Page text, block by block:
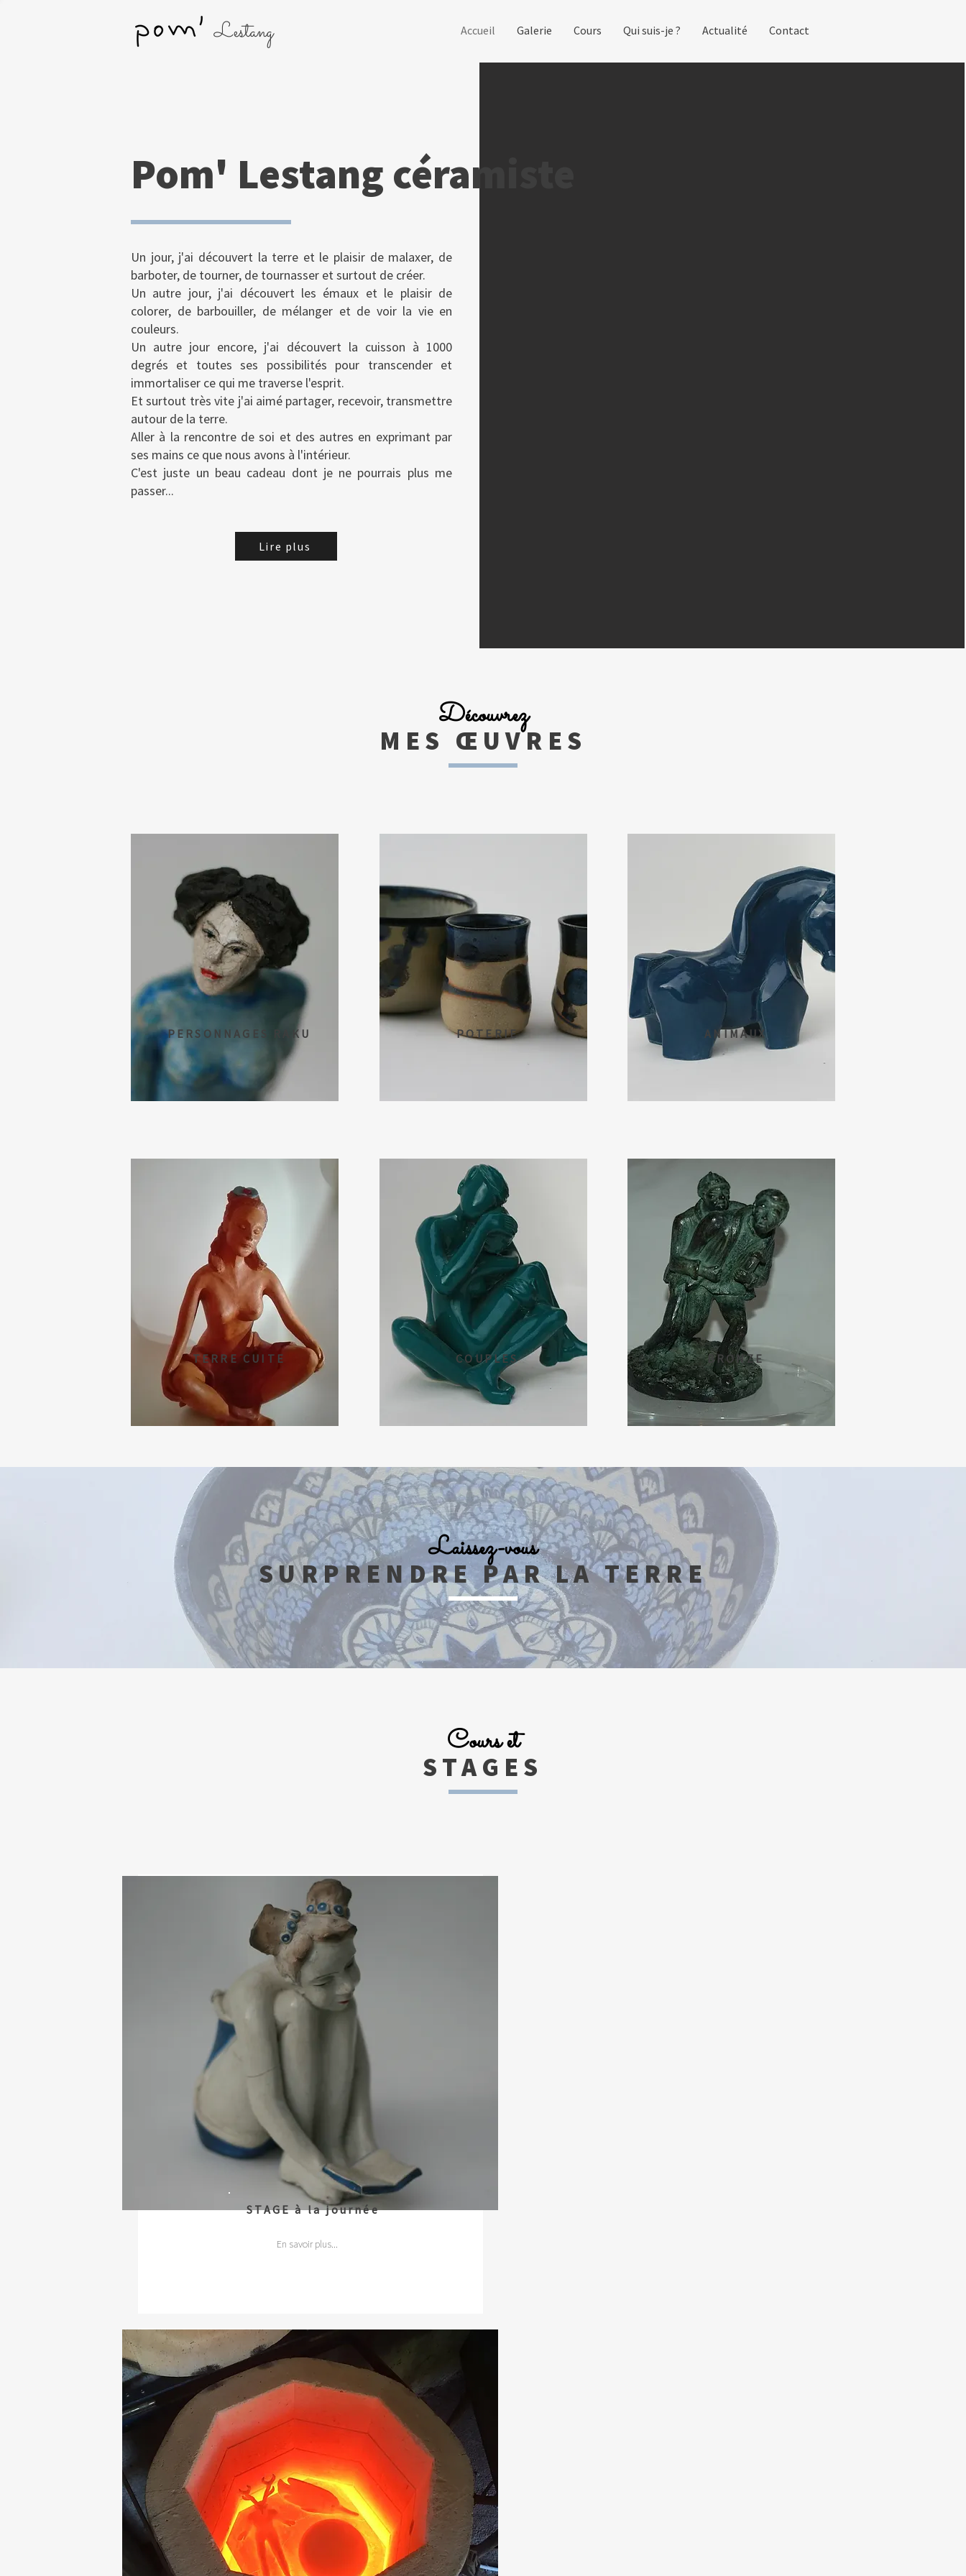
Lestang Accueil Galerie Cours Qui suis-je ? Actualité Contact
Un jour, j'ai découvert la terre et le plaisir de malaxer, de
barboter, de tourner, de tournasser et surtout de créer.
Un autre jour, j'ai découvert les émaux et le plaisir de
colorer, de barbouiller, de mélanger et de voir la vie en
couleurs.
Un autre jour encore, j'ai découvert la cuisson à 1000
degrés et toutes ses possibilités pour transcender et
immortaliser ce qui me traverse l'esprit.
Et surtout très vite j'ai aimé partager, recevoir, transmettre
autour de la terre.
Aller à la rencontre de soi et des autres en exprimant par
ses mains ce que nous avons à l'intérieur.
C'est juste un beau cadeau dont je ne pourrais plus me
passer...
Pom' Lestang céramiste
Lire plus
MES ŒUVRES
Découvrez
PERSONNAGES RAKU
TERRE CUITE
POTERIE
COUPLES
ANIMAUX
BRONZE
SURPRENDRE PAR LA TERRE
Laissez-vous
STAGES
Cours et
STAGE à la journée
En savoir plus...